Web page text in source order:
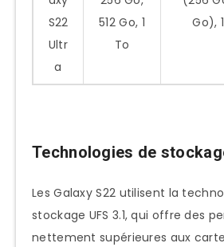
S22
Ultr
a
512 Go, 1
To
Go),
Technologies de
Les Galaxy S22 utilisent la
stockage UFS 3.1, qui offre des
nettement supérieures aux